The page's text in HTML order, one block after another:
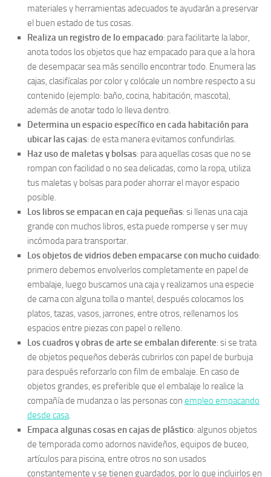
materiales y herramientas adecuados te ayudarán a preservar
el buen estado de tus cosas.
Realiza un registro de lo empacado: para facilitarte la labor,
anota todos los objetos que haz empacado para que a la hora
de desempacar sea más sencillo encontrar todo. Enumera las
cajas, clasifícalas por color y colócale un nombre respecto a su
contenido (ejemplo: baño, cocina, habitación, mascota),
además de anotar todo lo lleva dentro.
Determina un espacio específico en cada habitación para
ubicar las cajas: de esta manera evitamos confundirlas.
Haz uso de maletas y bolsas: para aquellas cosas que no se
rompan con facilidad o no sea delicadas, como la ropa, utiliza
tus maletas y bolsas para poder ahorrar el mayor espacio
posible.
Los libros se empacan en caja pequeñas: si llenas una caja
grande con muchos libros, esta puede romperse y ser muy
incómoda para transportar.
Los objetos de vidrios deben empacarse con mucho cuidado:
primero debemos envolverlos completamente en papel de
embalaje, luego buscamos una caja y realizamos una especie
de cama con alguna tolla o mantel, después colocamos los
platos, tazas, vasos, jarrones, entre otros, rellenamos los
espacios entre piezas con papel o relleno.
Los cuadros y obras de arte se embalan diferente: si se trata
de objetos pequeños deberás cubrirlos con papel de burbuja
para después reforzarlo con film de embalaje. En caso de
objetos grandes, es preferible que el embalaje lo realice la
compañía de mudanza o las personas con empleo empacando
desde casa.
Empaca algunas cosas en cajas de plástico: algunos objetos
de temporada como adornos navideños, equipos de buceo,
artículos para piscina, entre otros no son usados
constantemente y se tienen guardados, por lo que incluirlos en